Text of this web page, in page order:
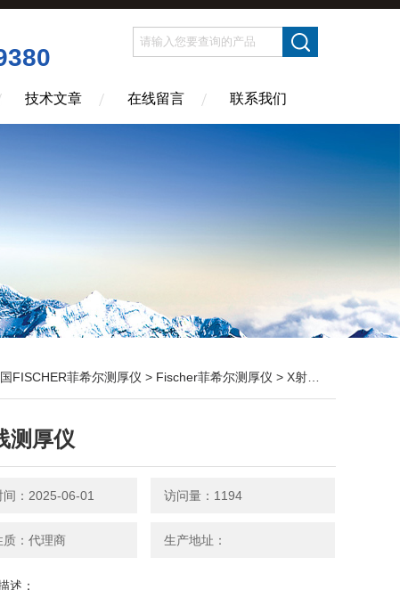
技术文章 在线留言 联系我们
FISCHER菲希尔测厚仪 > Fischer菲希尔测厚仪 > X射线测厚仪
测厚仪
间：2025-06-01 访问量：1194
质：代理商 生产地址：
述：